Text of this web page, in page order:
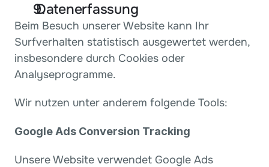
Datenerfassung
Beim Besuch unserer Website kann Ihr
Surfverhalten statistisch ausgewertet werden,
insbesondere durch Cookies oder
Analyseprogramme.
Wir nutzen unter anderem folgende Tools:
Google Ads Conversion Tracking
Unsere Website verwendet Google Ads